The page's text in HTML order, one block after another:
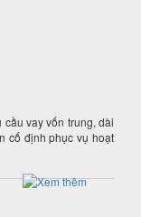
vay vốn trung, dài
cố định phục vụ hoạt